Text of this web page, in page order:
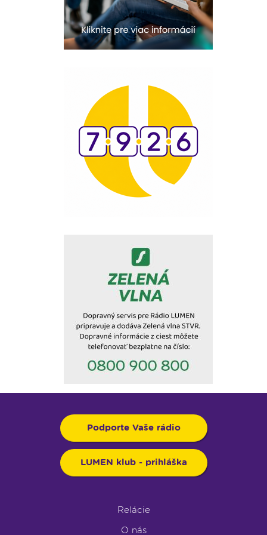
Podporte Vaše rádio
LUMEN klub - prihláška
Relácie
O nás